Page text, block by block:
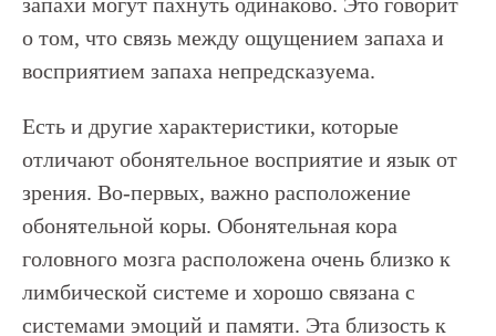
о том, что связь между ощущением запаха и
восприятием запаха непредсказуема.
Есть и другие характеристики, которые
отличают обонятельное восприятие и язык от
зрения. Во-первых, важно расположение
обонятельной коры. Обонятельная кора
головного мозга расположена очень близко к
лимбической системе и хорошо связана с
системами эмоций и памяти. Эта близость к